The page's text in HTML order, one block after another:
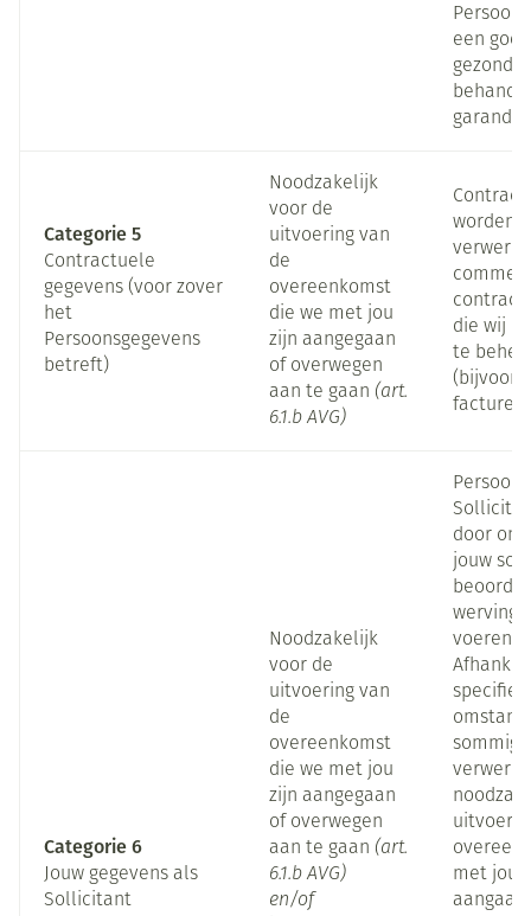
een
Categorie 5
Contractuele
gegevens (voor zover
het
Persoonsgegevens
betreft)
Noodzakelijk
voor de
uitvoering van
de
overeenkomst
die we met jou
zijn aangegaan
of overwegen
aan te gaan (art.
6.1.b AVG)
worden
verwerkt
die wij
te
Categorie 6
Jouw gegevens als
Sollicitant
Noodzakelijk
voor de
uitvoering van
de
overeenkomst
die we met jou
zijn aangegaan
of overwegen
aan te gaan (art.
6.1.b AVG)
en/of
door
jouw
voeren.
met jou